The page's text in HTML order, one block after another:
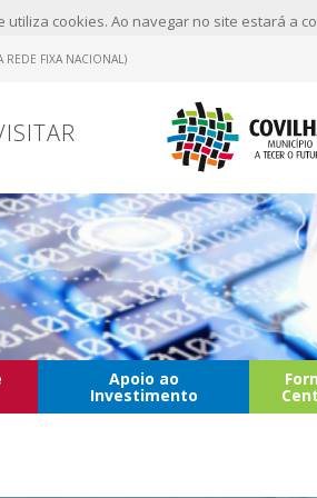
utiliza cookies. Ao navegar no site estará a
REDE FIXA NACIONAL)
Apoio ao
Investimento